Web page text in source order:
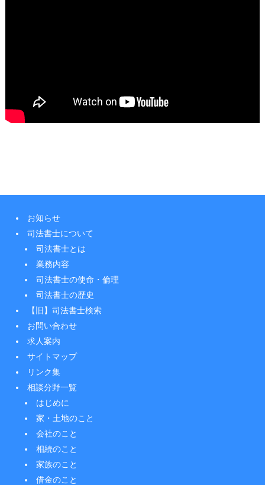
お知らせ
司法書士について
司法書士とは
業務内容
司法書士の使命・倫理
司法書士の歴史
【旧】司法書士検索
お問い合わせ
求人案内
サイトマップ
リンク集
相談分野一覧
はじめに
家・土地のこと
会社のこと
相続のこと
家族のこと
借金のこと